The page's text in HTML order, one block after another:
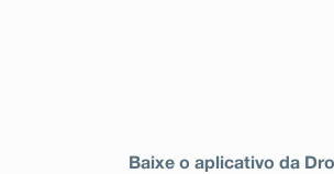
Baixe o aplicativo da